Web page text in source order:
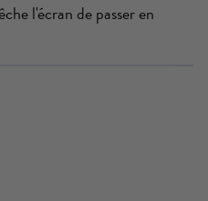
l'écran de passer en